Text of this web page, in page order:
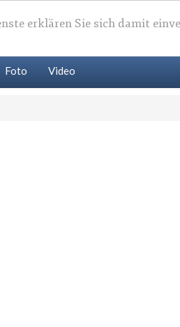
erklären Sie sich damit
Foto Video